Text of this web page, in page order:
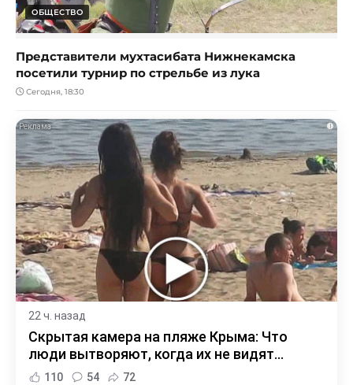
ОБЩЕСТВО
Представители мухтасибата Нижнекамска
посетили турнир по стрельбе из лука
Сегодня, 18:30
i
22 ч. назад
Скрытая камера на пляже Крыма: Что
люди вытворяют, когда их не видят...
110 54 72